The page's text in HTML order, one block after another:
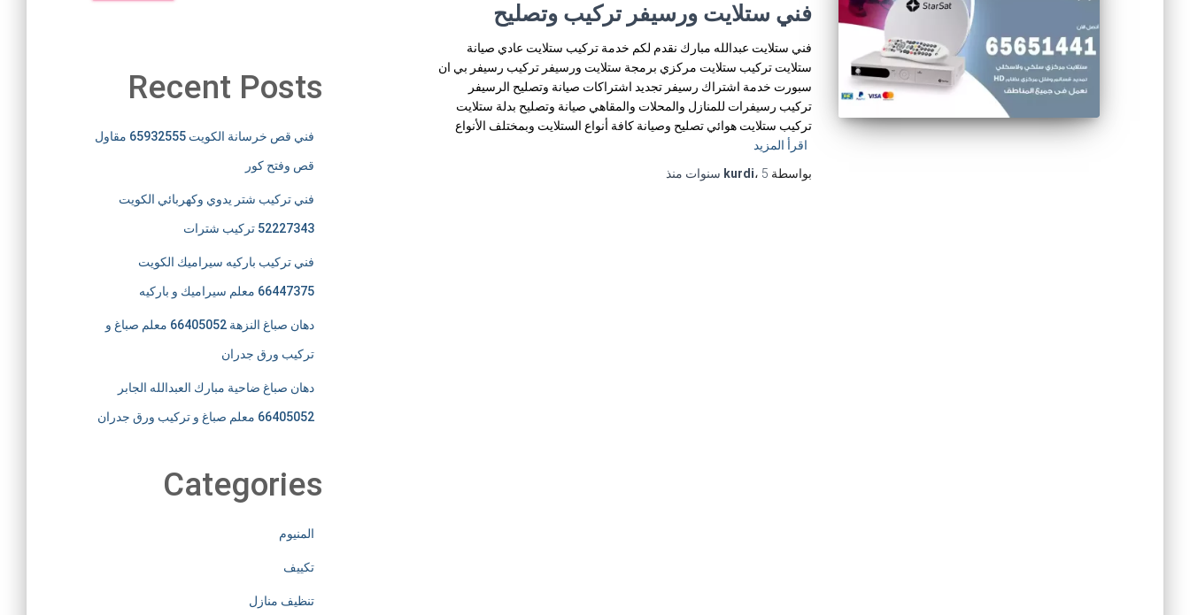
فني ستلايت ورسيفر تركيب وتصليح
فني ستلايت عبدالله مبارك نقدم لكم خدمة تركيب ستلايت عادي صيانة
ستلايت تركيب ستلايت مركزي برمجة ستلايت ورسيفر تركيب رسيفر بي ان
سبورت خدمة اشتراك رسيفر تجديد اشتراكات صيانة وتصليح الرسيفر
تركيب رسيفرات للمنازل والمحلات والمقاهي صيانة وتصليح بدلة ستلايت
تركيب ستلايت هوائي تصليح وصيانة كافة أنواع الستلايت وبمختلف الأنواع
اقرأ المزيد
بواسطة
kurdi، 5 سنوات منذ
Recent Posts
فني قص خرسانة الكويت 65932555 مقاول
قص وفتح كور
فني تركيب شتر يدوي وكهربائي الكويت
52227343 تركيب شترات
فني تركيب باركيه سيراميك الكويت
66447375 معلم سيراميك و باركيه
دهان صباغ النزهة 66405052 معلم صباغ و
تركيب ورق جدران
دهان صباغ ضاحية مبارك العبدالله الجابر
66405052 معلم صباغ و تركيب ورق جدران
Categories
المنيوم
تكييف
تنظيف منازل